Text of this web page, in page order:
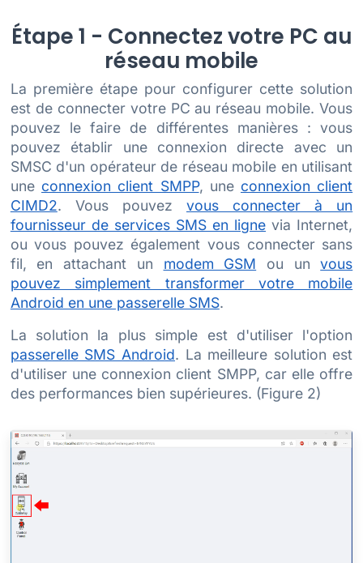
Étape 1 - Connectez votre PC au
réseau mobile
La première étape pour configurer cette solution
est de connecter votre PC au réseau mobile. Vous
pouvez le faire de différentes manières : vous
pouvez établir une connexion directe avec un
SMSC d'un opérateur de réseau mobile en utilisant
une connexion client SMPP, une connexion client
CIMD2. Vous pouvez vous connecter à un
fournisseur de services SMS en ligne via Internet,
ou vous pouvez également vous connecter sans
fil, en attachant un modem GSM ou unvous
pouvez simplement transformer votre mobile
Android en une passerelle SMS.
La solution la plus simple est d'utiliser l'option
passerelle SMS Android. La meilleure solution est
d'utiliser une connexion client SMPP, car elle offre
des performances bien supérieures. (Figure 2)